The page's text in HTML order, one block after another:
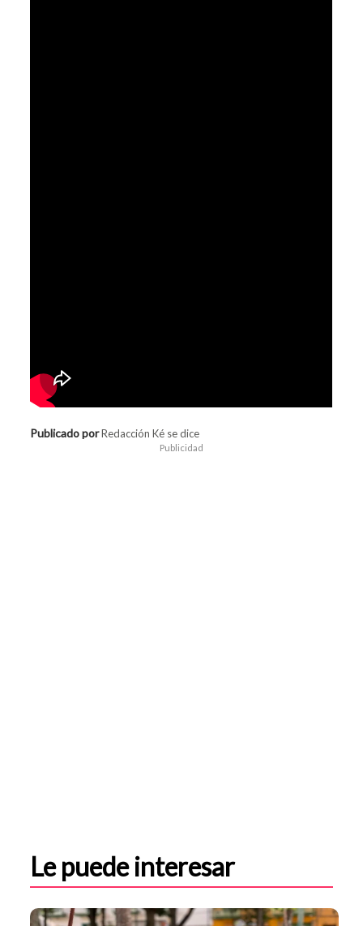
Publicado porRedacción Ké se dice
Publicidad
Le puede interesar